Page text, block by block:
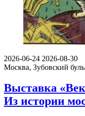
2026-06-24 2026-08-30
Москва, Зубовский
Выставка
Из истории